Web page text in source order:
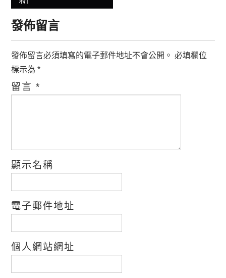
發佈留言
發佈留言必須填寫的電子郵件地址不會公開。 必填欄位
標示為*
留言*
顯示名稱
電子郵件地址
個人網站網址